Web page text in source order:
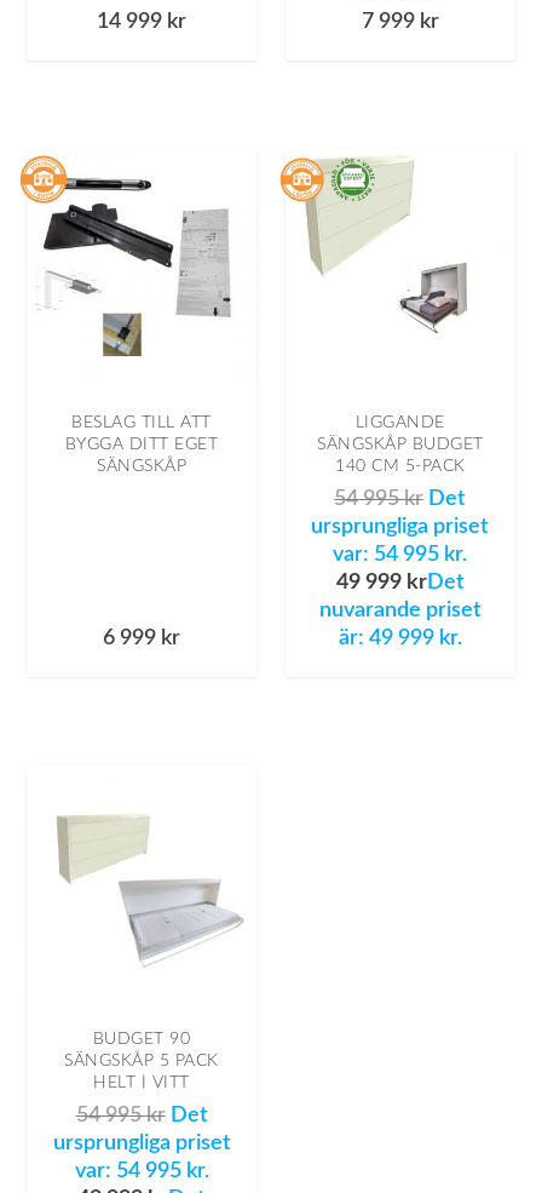
14 999 kr 7 999 kr
BESLAG TILL ATT
BYGGA DITT EGET
SÄNGSKÅP
6 999 kr
LIGGANDE
SÄNGSKÅP BUDGET
140 CM 5-PACK
54 995kr Det
ursprungliga priset
var: 54 995 kr.
49 999 krDet
nuvarande priset
är: 49 999 kr.
BUDGET 90
SÄNGSKÅP 5 PACK
HELT I VITT
54 995kr Det
ursprungliga priset
var: 54 995 kr.